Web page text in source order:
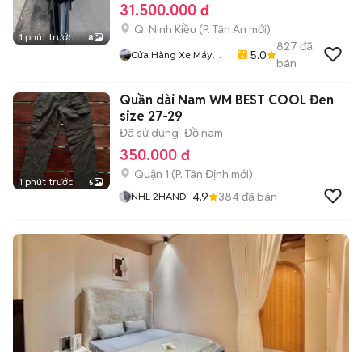
1 phút trước 8
31.500.000 đ
Q. Ninh Kiều (P. Tân An mới)
Cửa Hàng Xe Máy
5.0
827 đã
bán
1 phút trước 5
Quần dài Nam WM BEST COOL Đen
size 27-29
Đã sử dụng Đồ nam
350.000 đ
Quận 1 (P. Tân Định mới)
NHL 2HAND 4.9 384đã bán